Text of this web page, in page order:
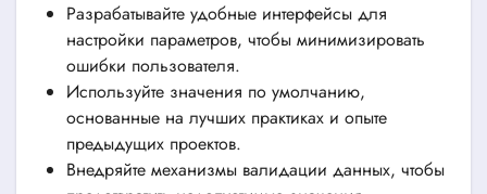
Разрабатывайте удобные интерфейсы для
настройки параметров, чтобы минимизировать
ошибки пользователя.
Используйте значения по умолчанию,
основанные на лучших практиках и опыте
предыдущих проектов.
Внедряйте механизмы валидации данных, чтобы